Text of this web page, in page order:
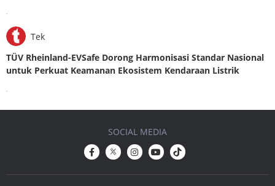
.
Tek
TÜV Rheinland-EVSafe Dorong Harmonisasi Standar Nasional
untuk Perkuat Keamanan Ekosistem Kendaraan Listrik
.
SOCIAL MEDIA